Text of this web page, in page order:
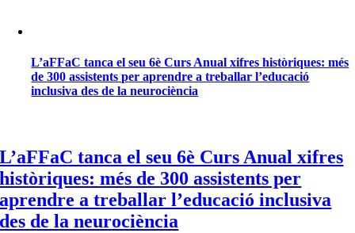
L’aFFaC tanca el seu 6è Curs Anual xifres històriques: més
de 300 assistents per aprendre a treballar l’educació
inclusiva des de la neurociència
L’aFFaC tanca el seu 6è Curs Anual xifres
històriques: més de 300 assistents per
aprendre a treballar l’educació inclusiva
des de la neurociència